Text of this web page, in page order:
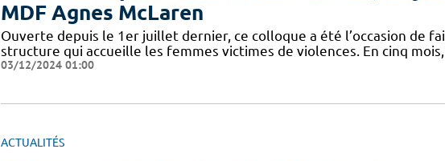
MDF Agnes McLaren
Ouverte depuis le 1er juillet dernier, ce colloque a été l’occasion de
structure qui accueille les femmes victimes de violences. En cinq
03/12/2024 01:00
ACTUALITÉS